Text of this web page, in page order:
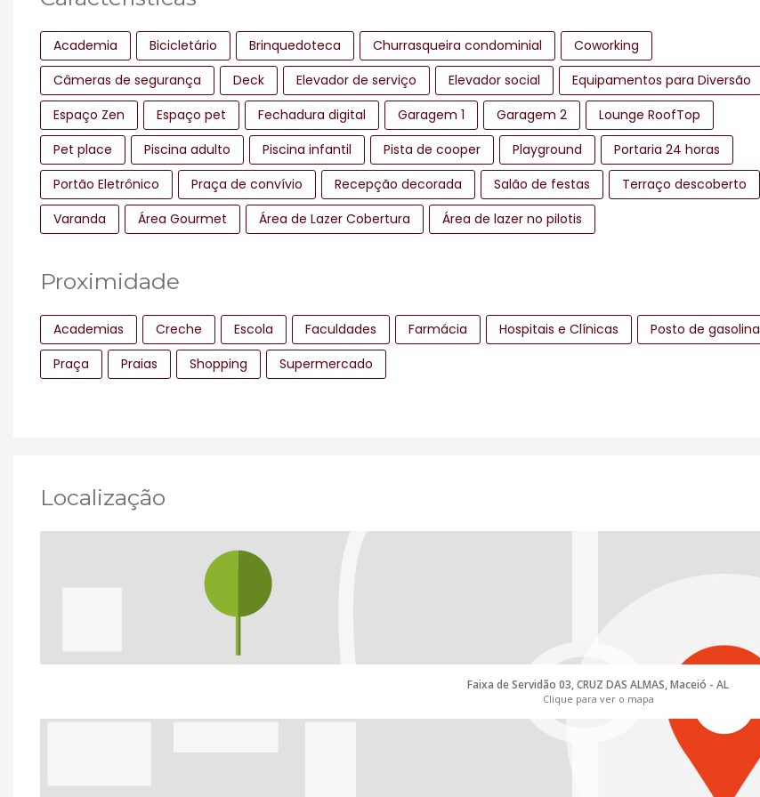
Academia Bicicletário Brinquedoteca Churrasqueira condominial
Coworking
Câmeras de segurança
Deck Elevador de serviço Elevador social
Equipamentos para Diversão
Espaço Zen
Espaço pet Fechadura digital Garagem 1 Garagem 2
Lounge RoofTop
Pet place
Piscina adulto Piscina infantil Pista de cooper Playground
Portaria 24 horas
Portão Eletrônico
Praça de convívio Recepção decorada Salão de festas
Terraço descoberto
Varanda
Área Gourmet Área de Lazer Cobertura Área de lazer no pilotis
Proximidade
Academias Creche Escola Faculdades Farmácia Hospitais e Clínicas
Posto de gasolina
Praça
Praias Shopping Supermercado
Localização
Faixa de Servidão 03, CRUZ DAS ALMAS, Maceió - AL
Clique para ver o mapa